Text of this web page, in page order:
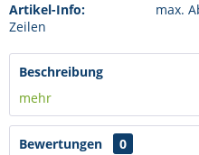
Artikel-Info:
max.
Zeilen
Beschreibung
mehr
Bewertungen
0